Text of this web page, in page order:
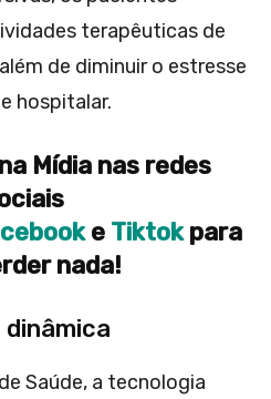
terapêuticas de
de diminuir o estresse
hospitalar.
Mídia nas redes
e Tiktokpara
nada!
dinâmica
Saúde, a tecnologia